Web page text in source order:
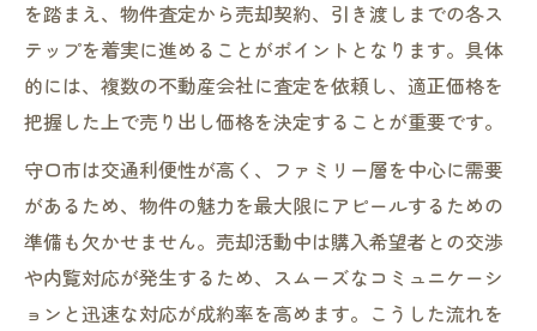
を踏まえ、物件査定から売却契約、引き渡しまでの各ス
テップを着実に進めることがポイントとなります。具体
的には、複数の不動産会社に査定を依頼し、適正価格を
把握した上で売り出し価格を決定することが重要です。
守口市は交通利便性が高く、ファミリー層を中心に需要
があるため、物件の魅力を最大限にアピールするための
準備も欠かせません。売却活動中は購入希望者との交渉
や内覧対応が発生するため、スムーズなコミュニケーシ
ョンと迅速な対応が成約率を高めます。こうした流れを